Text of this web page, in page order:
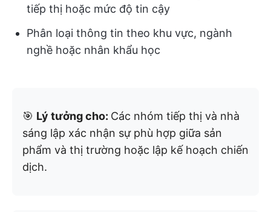
tiếp thị hoặc mức độ tin cậy
Phân loại thông tin theo khu vực, ngành
nghề hoặc nhân khẩu học
🎯 Lý tưởng cho: Các nhóm tiếp thị và nhà
sáng lập xác nhận sự phù hợp giữa sản
phẩm và thị trường hoặc lập kế hoạch chiến
dịch.